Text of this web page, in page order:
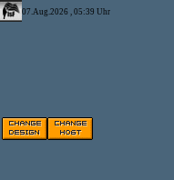
07.Aug.2026 , 05:39 Uhr